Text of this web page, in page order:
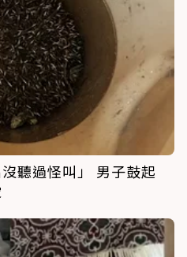
聽過怪叫」 男子鼓起